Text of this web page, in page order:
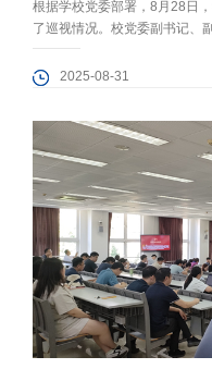
根据学校党委部署，8月28日
了巡视情况。校党委副书记、
旺主持会议并就做好巡视整改
指出，材料学院党委坚持以习
也发现了一...
2025-08-31